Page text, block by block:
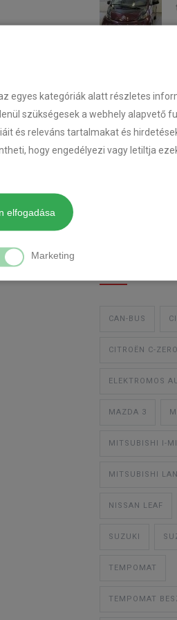
egyes kategóriák alatt részletes
szükségesek a webhely alapvető
és releváns tartalmakat és
hogy engedélyezi vagy letiltja
elfogadása
Marketing
CAN-BUS
CITROËN C-ZERO
ELEKTROMOS
MAZDA 3
MITSUBISHI I-
MITSUBISHI
NISSAN LEAF
SUZUKI
TEMPOMAT
TEMPOMAT